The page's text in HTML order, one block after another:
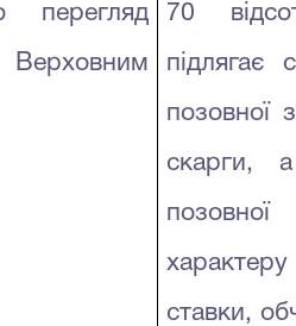
70
підлягає
позовної
скарги,
ставки,